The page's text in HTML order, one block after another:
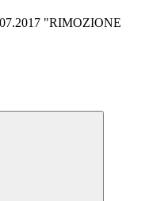
"RIMOZIONE